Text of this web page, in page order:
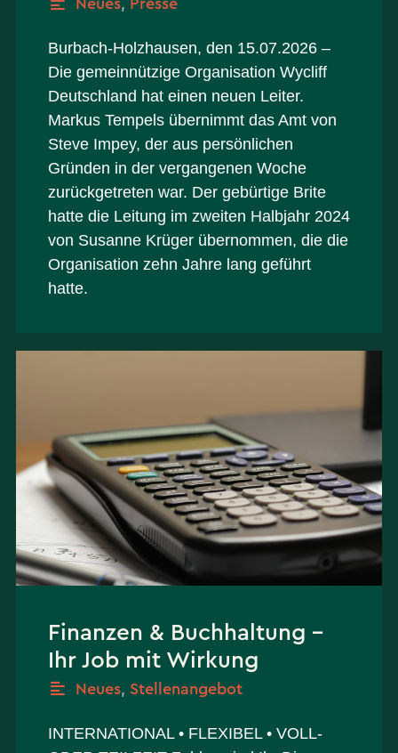
Burbach-Holzhausen, den 15.07.2026 –
Die gemeinnützige Organisation Wycliff
Deutschland hat einen neuen Leiter.
Markus Tempels übernimmt das Amt von
Steve Impey, der aus persönlichen
Gründen in der vergangenen Woche
zurückgetreten war. Der gebürtige Brite
hatte die Leitung im zweiten Halbjahr 2024
von Susanne Krüger übernommen, die die
Organisation zehn Jahre lang geführt
hatte.
Finanzen & Buchhaltung –
Ihr Job mit Wirkung
Neues, Stellenangebot
INTERNATIONAL • FLEXIBEL • VOLL-